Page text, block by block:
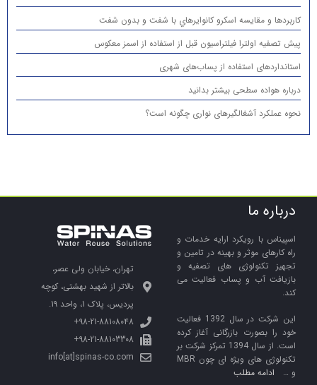
كاربردها و مقایسه اسكرو كانوايرهاي با شفت و بدون شفت
پیش تصفیه اولترا فیلتراسیون قبل از استفاده از اسمز معکوس
استانداردهای استفاده از پساب‌های شهری
درباره هواده سطحی بیشتر بدانید
نحوه عملکرد آشغالگیرهای نواری چگونه است؟
درباره ما
اسپیناس با رویکرد ارایه خدمات و
راه کارهای موثر و بهینه در تامین و
تجهیز تکنولوژی های تصفیه و
بازیافت آب و پساب فعالیت می
کند.
این شرکت در سال 1392 فعالیت
خود را بصورت بازرگانی آغاز کرده
است. از سال 1394 تمرکز شرکت بر
تکنولوژی های ویژه ای چون MBR
و … ادامه مطلب
تهران، خیابان ولی عصر،
بالاتر از شهید بهشتی، کوچه
پردیس، پلاک 1، واحد 19.
98-21-88108048+
98-21-88103308+
info[at]spinas-co.com